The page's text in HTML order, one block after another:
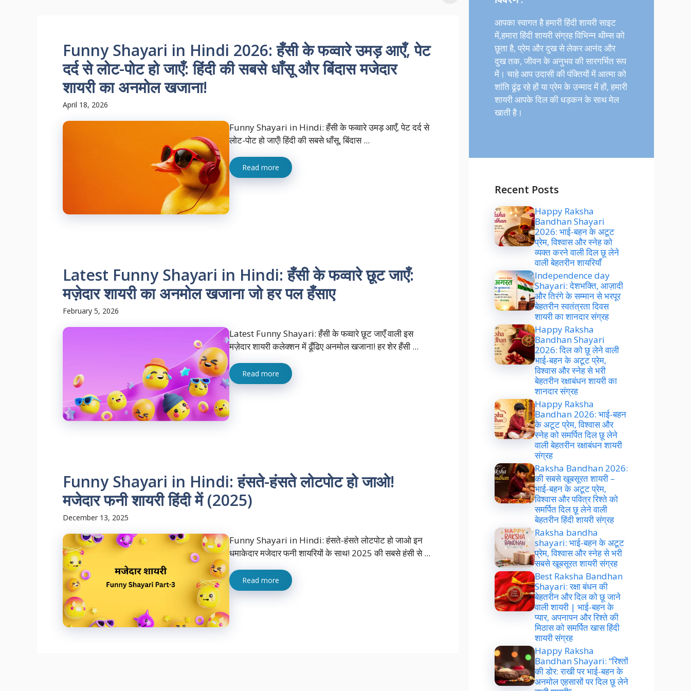
Funny Shayari in Hindi 2026: हँसी के फव्वारे उमड़ आएँ, पेट
दर्द से लोट-पोट हो जाएँ: हिंदी की सबसे धाँसू और बिंदास मजेदार
शायरी का अनमोल खजाना!
April 18, 2026
Funny Shayari in Hindi: हँसी के फव्वारे उमड़ आएँ, पेट दर्द से
लोट-पोट हो जाएँ! हिंदी की सबसे धाँसू, बिंदास ...
Read more
Latest Funny Shayari in Hindi: हँसी के फव्वारे छूट जाएँ:
मज़ेदार शायरी का अनमोल खजाना जो हर पल हँसाए
February 5, 2026
Latest Funny Shayari: हँसी के फव्वारे छूट जाएँ वाली इस
मज़ेदार शायरी कलेक्शन में ढूँढिए अनमोल खजाना! हर शेर हँसी ...
Read more
Funny Shayari in Hindi: हंसते-हंसते लोटपोट हो जाओ!
मजेदार फनी शायरी हिंदी में (2025)
December 13, 2025
Funny Shayari in Hindi: हंसते-हंसते लोटपोट हो जाओ इन
धमाकेदार मजेदार फनी शायरियों के साथ! 2025 की सबसे हंसी से ...
Read more
आपका स्वागत है हमारी हिंदी शायरी साइट
में,हमारा हिंदी शायरी संग्रह विभिन्न थीम्स को
छूता है, प्रेम और दुख से लेकर आनंद और
दुख तक, जीवन के अनुभव की सारगर्भित रूप
में। चाहे आप उदासी की पंक्तियों में आत्मा को
शांति ढूंढ़ रहे हों या प्रेम के उन्माद में हों, हमारी
शायरी आपके दिल की धड़कन के साथ मेल
खाती है।
Recent Posts
Happy Raksha
Bandhan Shayari
2026: भाई-बहन के अटूट
प्रेम, विश्वास और स्नेह को
व्यक्त करने वाली दिल छू लेने
वाली बेहतरीन शायरियाँ
Independence day
Shayari: देशभक्ति, आज़ादी
और तिरंगे के सम्मान से भरपूर
बेहतरीन स्वतंत्रता दिवस
शायरी का शानदार संग्रह
Happy Raksha
Bandhan Shayari
2026: दिल को छू लेने वाली
भाई-बहन के अटूट प्रेम,
विश्वास और स्नेह से भरी
बेहतरीन रक्षाबंधन शायरी का
शानदार संग्रह
Happy Raksha
Bandhan 2026: भाई-बहन
के अटूट प्रेम, विश्वास और
स्नेह को समर्पित दिल छू लेने
वाली बेहतरीन रक्षाबंधन शायरी
संग्रह
Raksha Bandhan 2026:
की सबसे खूबसूरत शायरी –
भाई-बहन के अटूट प्रेम,
विश्वास और पवित्र रिश्ते को
समर्पित दिल छू लेने वाली
बेहतरीन हिंदी शायरी संग्रह
Raksha bandha
shayari: भाई-बहन के अटूट
प्रेम, विश्वास और स्नेह से भरी
सबसे खूबसूरत शायरी संग्रह
Best Raksha Bandhan
Shayari: रक्षा बंधन की
बेहतरीन और दिल को छू जाने
वाली शायरी | भाई-बहन के
प्यार, अपनापन और रिश्ते की
मिठास को समर्पित खास हिंदी
शायरी संग्रह
Happy Raksha
Bandhan Shayari: “रिश्तों
की डोर: राखी पर भाई-बहन के
अनमोल एहसासों पर दिल छू लेने